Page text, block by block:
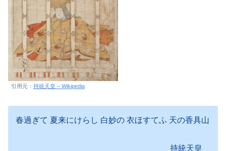
引用元： 持統天皇 – Wikipedia
春過ぎて 夏来にけらし 白妙の 衣ほすてふ 天の香具山
持統天皇